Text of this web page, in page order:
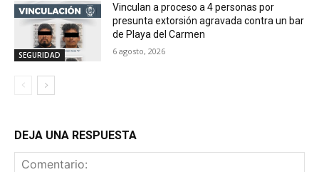
SEGURIDAD
Vinculan a proceso a 4 personas por
presunta extorsión agravada contra un bar
de Playa del Carmen
6 agosto, 2026
DEJA UNA RESPUESTA